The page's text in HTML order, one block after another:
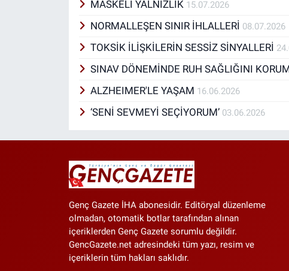
psikoloji alanında kendimi sürekli
MASKELİ YALNIZLIK 15.07.2026
NORMALLEŞEN SINIR İHLALLERİ 08.07.2026
TOKSİK İLİŞKİLERİN SESSİZ SİNYALLERİ
SINAV DÖNEMİNDE RUH SAĞLIĞINI
ALZHEIMER'LE YAŞAM 16.06.2026
‘SENİ SEVMEYİ SEÇİYORUM’ 03.06.2026
Genç Gazete İHA abonesidir. Editöryal düzenleme
olmadan, otomatik botlar tarafından alınan
içeriklerden Genç Gazete sorumlu değildir.
GencGazete.net adresindeki tüm yazı, resim ve
içeriklerin tüm hakları saklıdır.